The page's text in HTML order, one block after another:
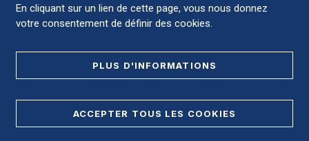
En cliquant sur un lien de cette page, vous nous donnez
votre consentement de définir des cookies.
PLUS D'INFORMATIONS
ACCEPTER TOUS LES COOKIES